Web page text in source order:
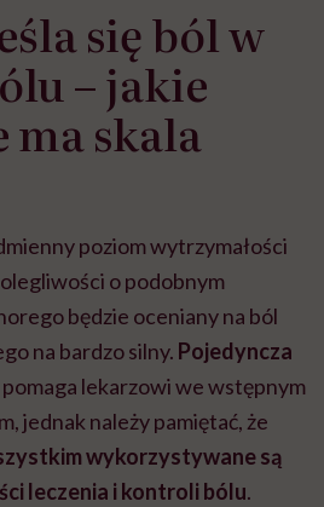
się ból w
– jakie
ma skala
poziom wytrzymałości
o podobnym
będzie oceniany na ból
na bardzo silny. Pojedyncza
lekarzowi we wstępnym
jednak należy pamiętać, że
wykorzystywane są
leczenia i kontroli bólu.